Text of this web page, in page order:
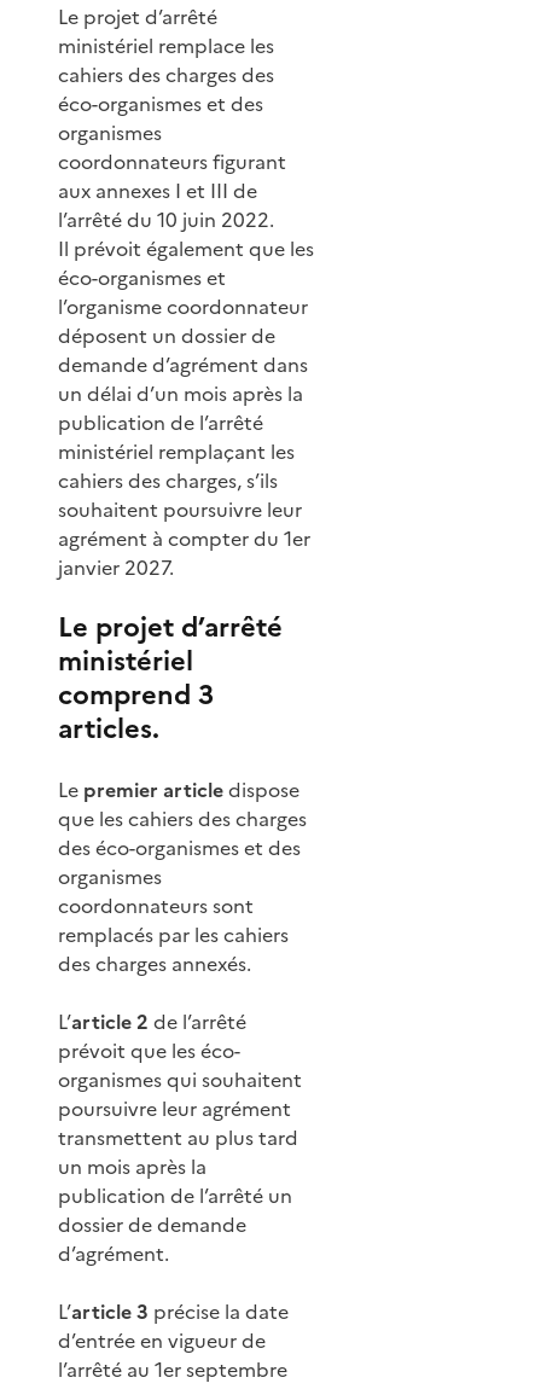
Le projet d’arrêté
ministériel remplace les
cahiers des charges des
éco-organismes et des
organismes
coordonnateurs figurant
aux annexes I et III de
l’arrêté du 10 juin 2022.
Il prévoit également que les
éco-organismes et
l’organisme coordonnateur
déposent un dossier de
demande d’agrément dans
un délai d’un mois après la
publication de l’arrêté
ministériel remplaçant les
cahiers des charges, s’ils
souhaitent poursuivre leur
agrément à compter du 1er
janvier 2027.
Le projet d’arrêté
ministériel
comprend 3
articles.
Le premier articledispose
que les cahiers des charges
des éco-organismes et des
organismes
coordonnateurs sont
remplacés par les cahiers
des charges annexés.
L’article 2 de l’arrêté
prévoit que les éco-
organismes qui souhaitent
poursuivre leur agrément
transmettent au plus tard
un mois après la
publication de l’arrêté un
dossier de demande
d’agrément.
L’article 3 précise la date
d’entrée en vigueur de
l’arrêté au 1er septembre